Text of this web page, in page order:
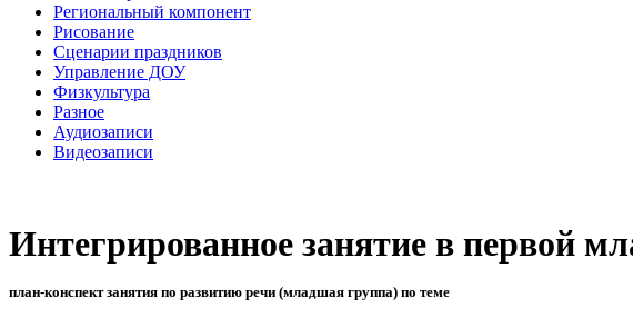
Региональный компонент
Рисование
Сценарии праздников
Управление ДОУ
Физкультура
Разное
Аудиозаписи
Видеозаписи
Интегрированное занятие в первой
план-конспект занятия по развитию речи (младшая группа) по теме